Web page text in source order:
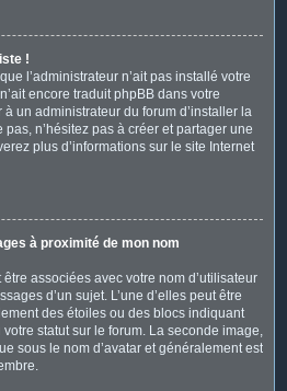
!
l’administrateur n’ait pas installé votre
encore traduit phpBB dans votre
un administrateur du forum d’installer la
pas, n’hésitez pas à créer et partager une
plus d’informations sur le site Internet
à proximité de mon nom
être associées avec votre nom d’utilisateur
d’un sujet. L’une d’elles peut être
des étoiles ou des blocs indiquant
statut sur le forum. La seconde image,
sous le nom d’avatar et généralement est